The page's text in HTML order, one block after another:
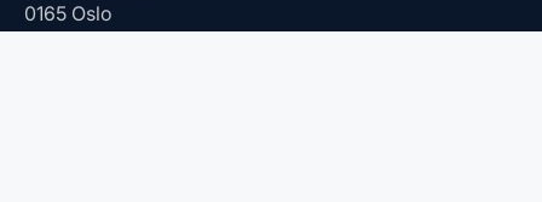
0165 Oslo